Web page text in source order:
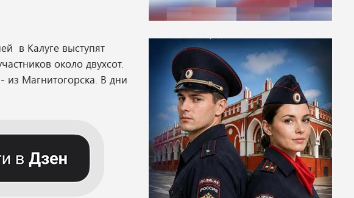
в Калуге выступят
около двухсот.
из Магнитогорска. В дни